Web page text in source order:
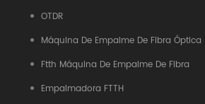
OTDR
Máquina De Empalme De Fibra Óptica
Ftth Máquina De Empalme De Fibra
Empalmadora FTTH